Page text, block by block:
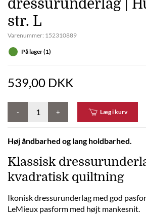
dressurunderlag |
str. L
Varenummer: 152310889
På lager (1)
539,00 DKK
- + Læg i kurv
Høj åndbarhed og lang holdbarhed.
Klassisk
kvadratisk quiltning
Ikonisk dressurunderlag med god
LeMieux pasform med højt mankesnit.